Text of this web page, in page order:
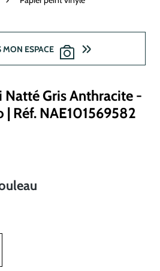
ESPACE
Natté Gris Anthracite -
| Réf. NAE101569582